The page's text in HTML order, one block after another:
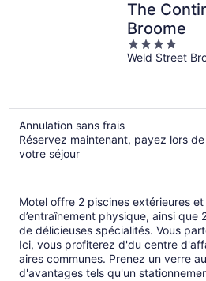
The
Broome
4
out
Weld Street
Annulation sans frais
Réservez maintenant, payez lors de
votre séjour
Motel offre 2 piscines extérieures
d’entraînement physique, ainsi que
de délicieuses spécialités. Vous
Ici, vous profiterez d'du centre
aires communes. Prenez un verre
d'avantages tels qu'un